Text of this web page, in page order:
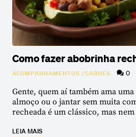
Como fazer abobrinha
ACOMPANHAMENTOS /CARNES 0
Gente, quem aí também ama
almoço ou o jantar sem muita
recheada é um clássico, mas
LEIA MAIS